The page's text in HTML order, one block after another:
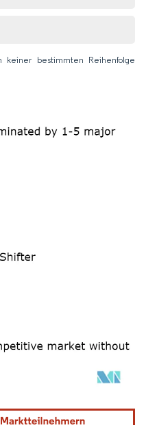
keiner bestimmten Reihenfolge
erfordert Namensnennung gemäß